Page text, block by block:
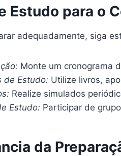
Estudo para o
adequadamente, siga
Monte um cronograma
de Estudo: Utilize livros,
Realize simulados
Estudo: Participar de
da